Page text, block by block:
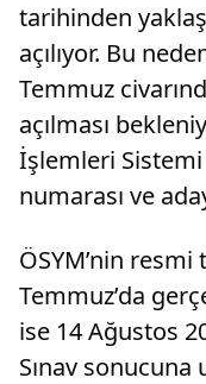
tarihinden
açılıyor. Bu
Temmuz
açılması
İşlemleri Sistemi
numarası ve
ÖSYM’nin
Temmuz’da
ise 14 Ağustos
Sınav